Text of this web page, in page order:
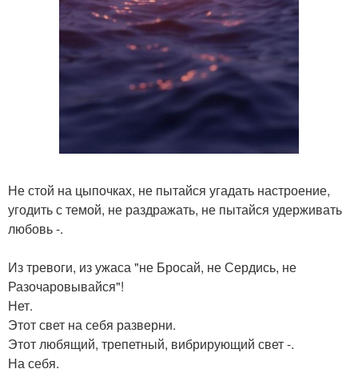
Не стой на цыпочках, не пытайся угадать настроение,
угодить с темой, не раздражать, не пытайся удерживать
любовь -.
Из тревоги, из ужаса "не Бросай, не Сердись, не
Разочаровывайся"!
Нет.
Этот свет на себя разверни.
Этот любящий, трепетный, вибрирующий свет -.
На себя.